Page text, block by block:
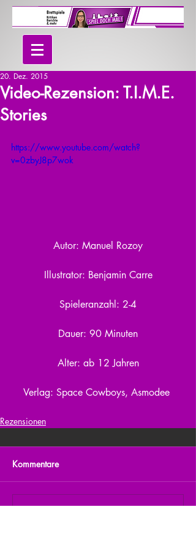
Video-Rezension: T.I.M.E.
Stories
20. Dez. 2015
https://www.youtube.com/watch?
v=0zbyJ8p7wok
Autor: Manuel Rozoy
Illustrator: Benjamin Carre
Spieleranzahl: 2-4
Dauer: 90 Minuten
Alter: ab 12 Jahren
Verlag: Space Cowboys, Asmodee
Rezensionen
Kommentare